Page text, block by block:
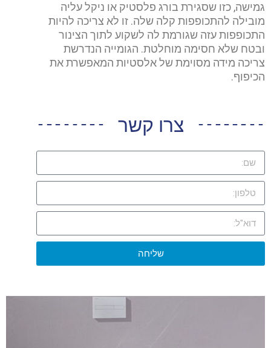
גמישה, כזו שסגירת בורג פלסטיק או ניקל עליה
מובילה להתכופפות קלה שלה. זו לא צריכה להיות
התכופפות עזה שגורמת לה לשקוע לתוך הצינור
ובטח שלא חסימה מוחלטת. הגומייה הנדרשת
צריכה מידה מסוימת של אלסטיות המאפשרת את
הכיפוף.
צרו קשר
שליחה